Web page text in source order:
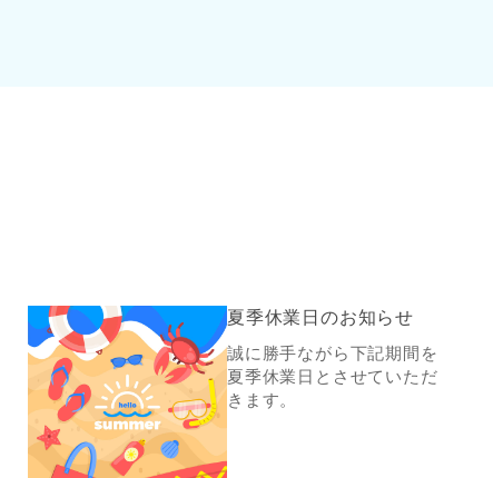
夏季休業日のお知らせ
誠に勝手ながら下記期間を
夏季休業日とさせていただ
きます。